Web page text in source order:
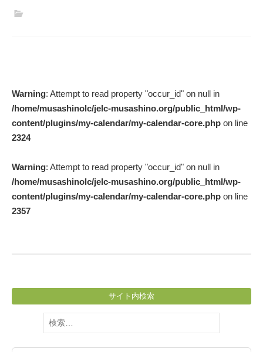
navigation
Warning: Attempt to read property "occur_id" on null in
/home/musashinolc/jelc-musashino.org/public_html/wp-
content/plugins/my-calendar/my-calendar-core.php on line
2324
Warning: Attempt to read property "occur_id" on null in
/home/musashinolc/jelc-musashino.org/public_html/wp-
content/plugins/my-calendar/my-calendar-core.php on line
2357
サイト内検索
検
索: